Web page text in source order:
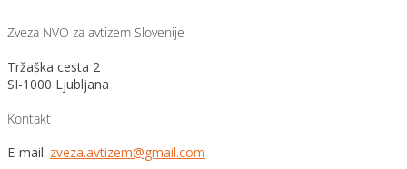
Zveza NVO za avtizem Slovenije
Tržaška cesta 2
SI-1000 Ljubljana
Kontakt
E-mail: zveza.avtizem@gmail.com